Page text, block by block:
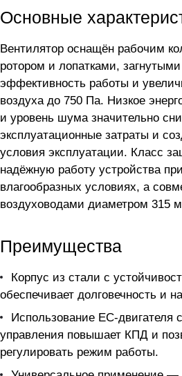
Основные
Вентилятор оснащён рабочим
ротором и лопатками,
эффективность работы и
воздуха до 750 Па. Низкое
и уровень шума значительно
эксплуатационные затраты и
условия эксплуатации. Класс
надёжную работу устройства
влагообразных условиях, а
воздуховодами диаметром 315
Преимущества
Корпус из стали с
обеспечивает долговечность и
Использование EC-двигателя
управления повышает КПД и
регулировать режим работы.